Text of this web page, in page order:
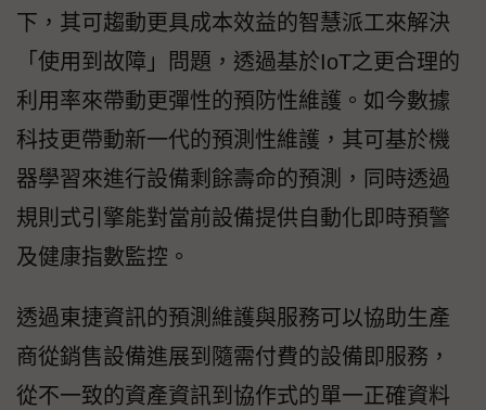
下，其可趨動更具成本效益的智慧派工來解決
「使用到故障」問題，透過基於IoT之更合理的
利用率來帶動更彈性的預防性維護。如今數據
科技更帶動新一代的預測性維護，其可基於機
器學習來進行設備剩餘壽命的預測，同時透過
規則式引擎能對當前設備提供自動化即時預警
及健康指數監控。
透過東捷資訊的預測維護與服務可以協助生產
商從銷售設備進展到隨需付費的設備即服務，
從不一致的資產資訊到協作式的單一正確資料